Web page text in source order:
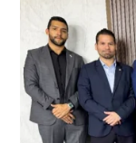
suma
su
experiencia
al
impulso